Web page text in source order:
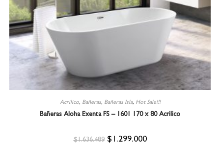
Acrilico, Bañeras, Bañeras Isla, Hot Sale!!!
Bañeras Aloha Exenta FS – 1601 170 x 80 Acrilico
$1.636.489 $ 1.299.000